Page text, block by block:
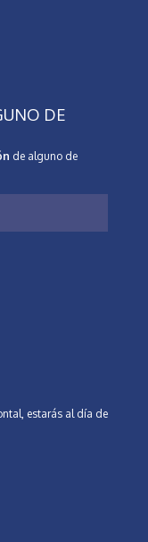
DE
de alguno de
estarás al día de